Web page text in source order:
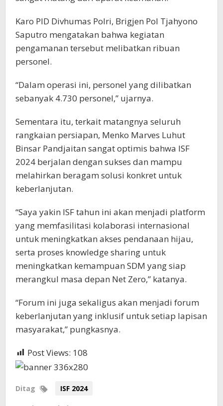
Karo PID Divhumas Polri, Brigjen Pol Tjahyono
Saputro mengatakan bahwa kegiatan
pengamanan tersebut melibatkan ribuan
personel.
“Dalam operasi ini, personel yang dilibatkan
sebanyak 4.730 personel,” ujarnya.
Sementara itu, terkait matangnya seluruh
rangkaian persiapan, Menko Marves Luhut
Binsar Pandjaitan sangat optimis bahwa ISF
2024 berjalan dengan sukses dan mampu
melahirkan beragam solusi konkret untuk
keberlanjutan.
“Saya yakin ISF tahun ini akan menjadi platform
yang memfasilitasi kolaborasi internasional
untuk meningkatkan akses pendanaan hijau,
serta proses knowledge sharing untuk
meningkatkan kemampuan SDM yang siap
merangkul masa depan Net Zero,” katanya.
“Forum ini juga sekaligus akan menjadi forum
keberlanjutan yang inklusif untuk setiap lapisan
masyarakat,” pungkasnya.
Post Views: 108
Ditag ISF 2024